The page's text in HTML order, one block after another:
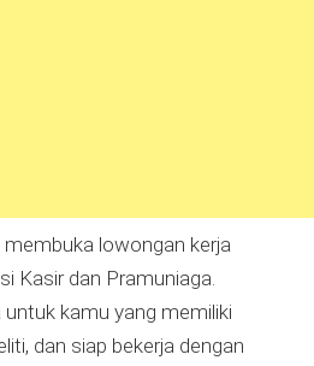
lowongan kerja
Kasir dan Pramuniaga.
kamu yang memiliki
dan siap bekerja dengan